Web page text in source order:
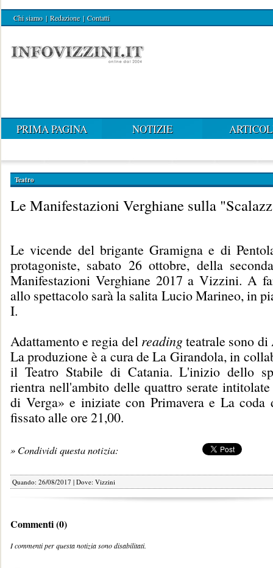
Chi siamo | Redazione | Contatti
PRIMA PAGINA NOTIZIE
Teatro
Le Manifestazioni Verghiane sulla
Le vicende del brigante Gramigna e di
protagoniste, sabato 26 ottobre, della
Manifestazioni Verghiane 2017 a Vizzini. A
allo spettacolo sarà la salita Lucio Marineo, in
I.
Adattamento e regia del readingteatrale sono di
La produzione è a cura de La Girandola, in
il Teatro Stabile di Catania. L'inizio dello
rientra nell'ambito delle quattro serate
di Verga» e iniziate con Primavera e La coda
fissato alle ore 21,00.
» Condividi questa notizia:
Quando: 26/08/2017 | Dove: Vizzini
Commenti (0)
I commenti per questa notizia sono disabilitati.